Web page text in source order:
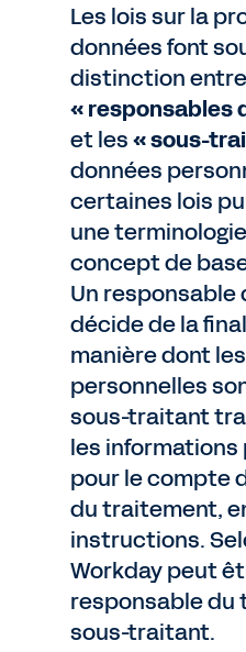
Les lois sur la
données font
distinction
« responsables
et les« sous-
données
certaines lois
une
concept de
Un
décide de la
manière dont
personnelles
sous-traitant
les
pour le compte
du traitement,
instructions.
Workday peut
responsable
sous-traitant.